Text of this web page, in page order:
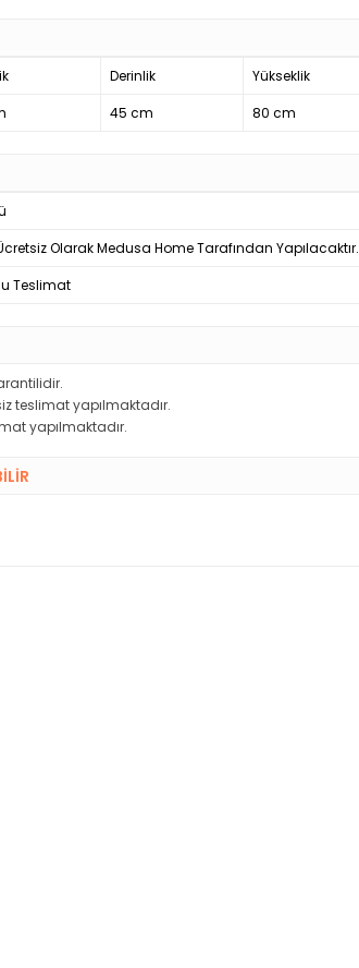
Derinlik
Yükseklik
45 cm 80 cm
Olarak Medusa Home Tarafından Yapılacaktır.
Teslimat
teslimat yapılmaktadır.
yapılmaktadır.